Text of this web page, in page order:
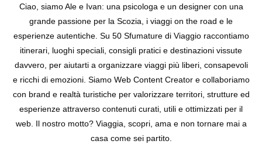
Ciao, siamo Ale e Ivan: una psicologa e un designer con una
grande passione per la Scozia, i viaggi on the road e le
esperienze autentiche. Su 50 Sfumature di Viaggio raccontiamo
itinerari, luoghi speciali, consigli pratici e destinazioni vissute
davvero, per aiutarti a organizzare viaggi più liberi, consapevoli
e ricchi di emozioni. Siamo Web Content Creator e collaboriamo
con brand e realtà turistiche per valorizzare territori, strutture ed
esperienze attraverso contenuti curati, utili e ottimizzati per il
web. Il nostro motto? Viaggia, scopri, ama e non tornare mai a
casa come sei partito.